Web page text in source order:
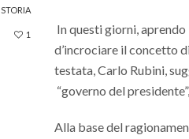
,STORIA
1
In questi giorni,
d’incrociare il concetto
testata, Carlo Rubini,
“governo del
Alla base del